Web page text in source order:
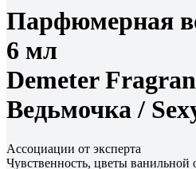
Парфюмерная
6 мл
Demeter
Ведьмочка /
Ассоциации от эксперта
Чувственность, цветы ванильной